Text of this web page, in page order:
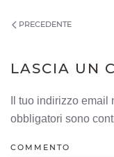
PRECEDENTE
LASCIA UN
Il tuo indirizzo
obbligatori sono
COMMENTO